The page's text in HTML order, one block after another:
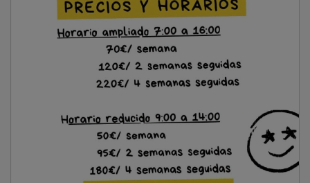
recursos y oportunidades. En la Fundación ”la Caixa”
trabajamos para romper el círculo de la pobreza
mediante programas que impulsan la transformación,
pero es imprescindible complementar este
acompañamiento con la cobertura de recursos
básicos como la alimentación. Por eso impulsamos un
año más la campaña “Ningún hogar sin alimentos” con
una aportación de un millón de euros y, junto con
CaixaBank y la FESBAL, animamos a la ciudadanía y a
las empresas a unirse a esta iniciativa nuevamente
para ayudar a combatir esta situación con una de las